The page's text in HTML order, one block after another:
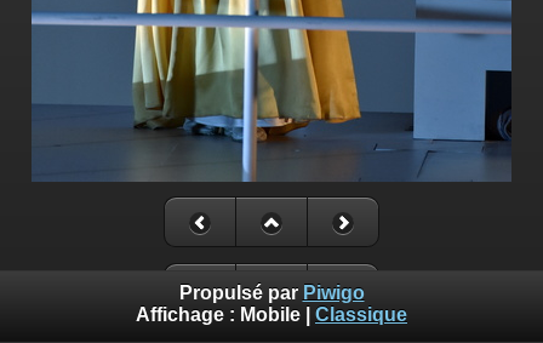
Propulsé par Piwigo
Affichage : Mobile Classique